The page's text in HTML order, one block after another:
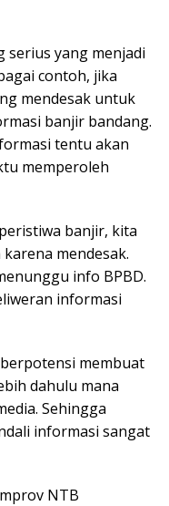
serius yang menjadi
contoh, jika
mendesak untuk
banjir bandang.
tentu akan
memperoleh
banjir, kita
mendesak.
info BPBD.
informasi
membuat
dahulu mana
Sehingga
informasi sangat
NTB